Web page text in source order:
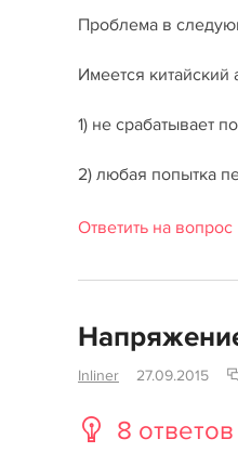
Проблема в
Имеется
1) не срабатывает
2) любая попытка
Ответить на вопрос
Inliner 27.09.2015
8 ответов